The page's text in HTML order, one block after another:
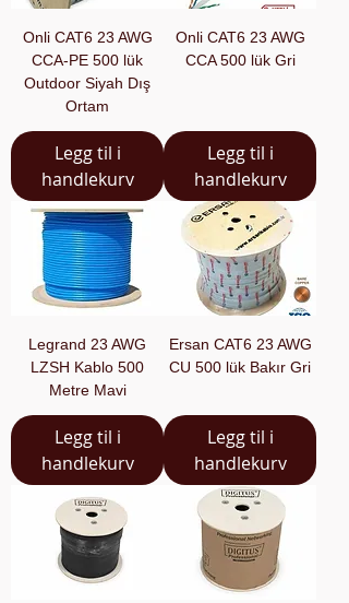
Onli CAT6 23 AWG
CCA-PE 500 lük
Outdoor Siyah Dış
Ortam
Legg til i
handlekurv
Onli CAT6 23 AWG
CCA 500 lük Gri
Legg til i
handlekurv
Legrand 23 AWG
LZSH Kablo 500
Metre Mavi
Legg til i
handlekurv
Ersan CAT6 23 AWG
CU 500 lük Bakır Gri
Legg til i
handlekurv